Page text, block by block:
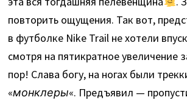
повторить ощущения. Так вот,
в футболке Nike Trail не хотели
смотря на пятикратное увеличение
пор! Слава богу, на ногах были
«монклеры«. Предъявил —